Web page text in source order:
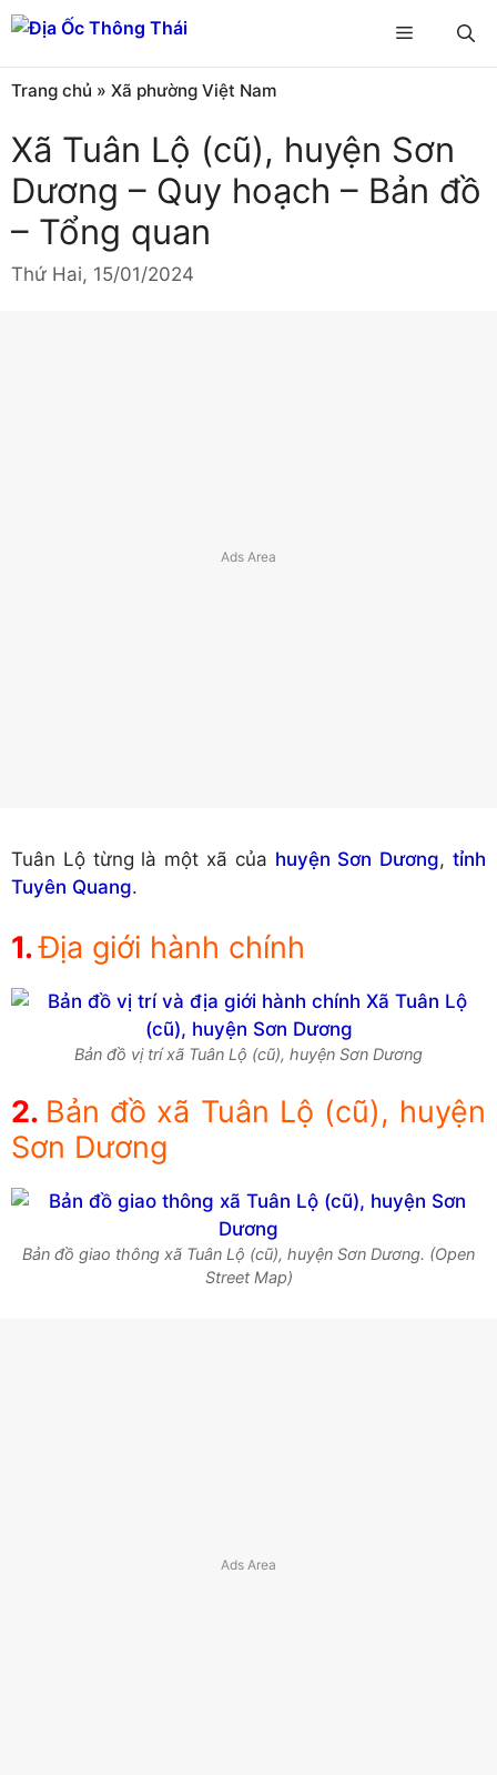
Chuyển
đến
nội
dung
Menu
Trang chủ » Xã phường Việt Nam
Xã Tuân Lộ (cũ), huyện Sơn
Dương – Quy hoạch – Bản đồ
– Tổng quan
Thứ Hai, 15/01/2024
Tuân Lộ từng là một xã của huyện Sơn Dương,tỉnh
Tuyên Quang.
Địa giới hành chính
Bản đồ vị trí xã Tuân Lộ (cũ), huyện Sơn Dương
Bản đồ xã Tuân Lộ (cũ), huyện
Sơn Dương
Bản đồ giao thông xã Tuân Lộ (cũ), huyện Sơn Dương. (Open
Street Map)